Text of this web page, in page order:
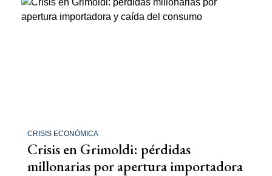
CRISIS ECONÓMICA
Crisis en Grimoldi: pérdidas
millonarias por apertura importadora